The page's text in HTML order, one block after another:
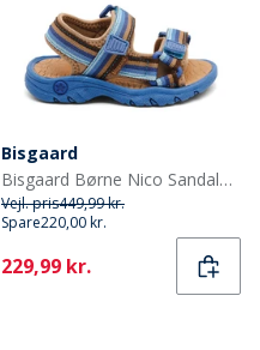
Bisgaard
Bisgaard Børne Nico Sandaler Cobalt Mix
Vejl. pris449,99 kr.
Spare220,00 kr.
Current
229,99 kr.